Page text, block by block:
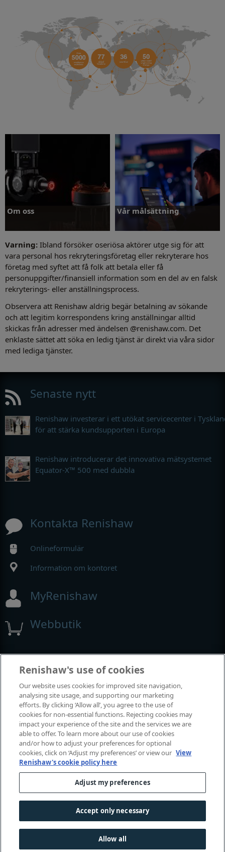
Om oss
Om oss
Vår målsättning
Vår målsättning
Varning: Ibland försöker oseriösa aktörer utge sig för att
vara personal hos rekryteringsföretag eller rekryterare hos
företag med syftet att få folk att betala eller få
personuppgifter/finansiell information som en del av en falsk
rekryterings- eller anställningsprocess.
Observera att Renishaw aldrig begär betalning av sökande
och att legitim korrespondens kring anställningar alltid
skickas från adresser med ändelsen @renishaw.com. Det
enklaste sättet att söka en ledig tjänst är direkt via våra sidor
med lediga tjänster.
Senaste nytt
Renishaw investerar i ett utökat servicecenter i
för att stärka kundsupporten i Europa
Renishaw introducerar det innovativa mätsystemet
Equator-X™ 500 med dubbla
Kontakta Renishaw
Onlineformulär
Information om kontoret
MyRenishaw
Webbutik
Utställningar och konferenser
Tillställningar där vi deltar
© 2001-2026 Renishaw plc. Med ensamrätt.
Kontakta oss
Tillgänglighet
Information om cookies
Renishaw's use of cookies
Our website uses cookies for improved site navigation,
analysing site usage, and supporting our marketing
efforts. By clicking ‘Allow all’, you agree to the use of
cookies for non-essential functions. Rejecting cookies may
impact your experience of the site and the services we are
able to offer. To learn more about our use of cookies
and/or how to adjust your preferences for optional
cookies, click on ‘Adjust my preferences’ or view our View
Renishaw's cookie policy here
Adjust my preferences
Accept only necessary
Allow all